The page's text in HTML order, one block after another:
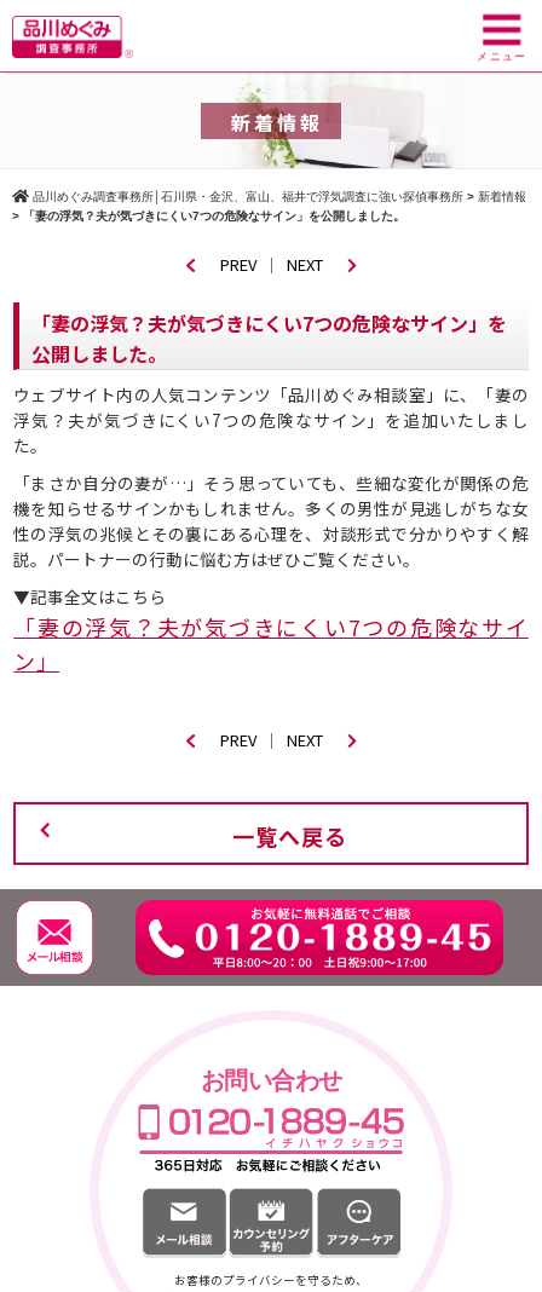
メニュー
新着情報
品川めぐみ調査事務所│石川県・金沢、富山、福井で浮気調査に強い探偵事務所> 新着情報
>
「妻の浮気？夫が気づきにくい7つの危険なサイン」を公開しました。
PREV｜ NEXT
「妻の浮気？夫が気づきにくい7つの危険なサイン」を
公開しました。
ウェブサイト内の人気コンテンツ「品川めぐみ相談室」に、「妻の
浮気？夫が気づきにくい7つの危険なサイン」を追加いたしまし
た。
「まさか自分の妻が…」そう思っていても、些細な変化が関係の危
機を知らせるサインかもしれません。多くの男性が見逃しがちな女
性の浮気の兆候とその裏にある心理を、対談形式で分かりやすく解
説。パートナーの行動に悩む方はぜひご覧ください。
▼記事全文はこちら
「妻の浮気？夫が気づきにくい7つの危険なサイ
ン」
PREV｜ NEXT
一覧へ戻る
お問い合わせ
お客様のプライバシーを守るため、